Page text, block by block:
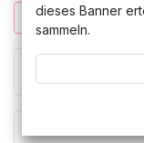
dieses Banner
sammeln.